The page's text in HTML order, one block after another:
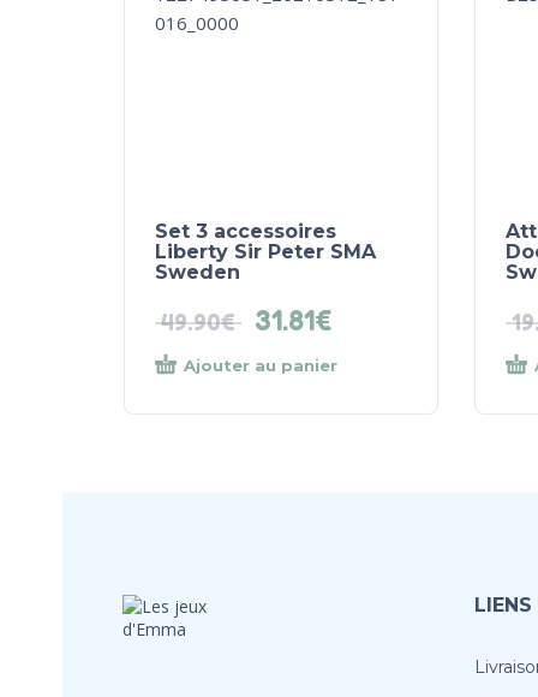
Set 3 accessoires
Liberty Sir Peter SMA
Sweden
49.90€ 31.81€
Ajouter au panier
LIENS